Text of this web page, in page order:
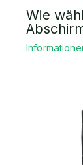
Wie